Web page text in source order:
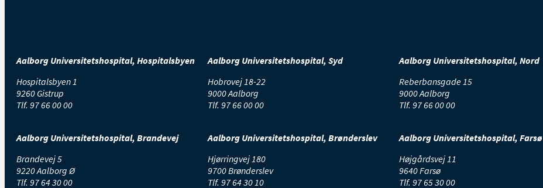
Aalborg Universitetshospital, Hospitalsbyen
Hospitalsbyen 1
9260 Gistrup
Tlf. 97 66 00 00
Aalborg Universitetshospital, Syd
Hobrovej 18-22
9000 Aalborg
Tlf. 97 66 00 00
Aalborg Universitetshospital, Nord
Reberbansgade 15
9000 Aalborg
Tlf. 97 66 00 00
Aalborg Universitetshospital, Brandevej
Brandevej 5
9220 Aalborg Ø
Tlf. 97 64 30 00
Aalborg Universitetshospital, Brønderslev
Hjørringvej 180
9700 Brønderslev
Tlf. 97 64 30 10
Aalborg Universitetshospital, Farsø
Højgårdsvej 11
9640 Farsø
Tlf. 97 65 30 00